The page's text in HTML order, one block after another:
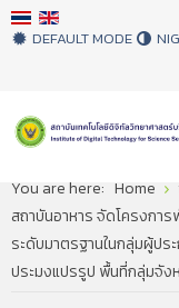
DEFAULT MODE
You are here: Home
สถาบันอาหาร จัดโครงกา
ระดับมาตรฐานในกลุ่มผู้ป
ประมงแปรรูป พื้นที่กลุ่มจัง